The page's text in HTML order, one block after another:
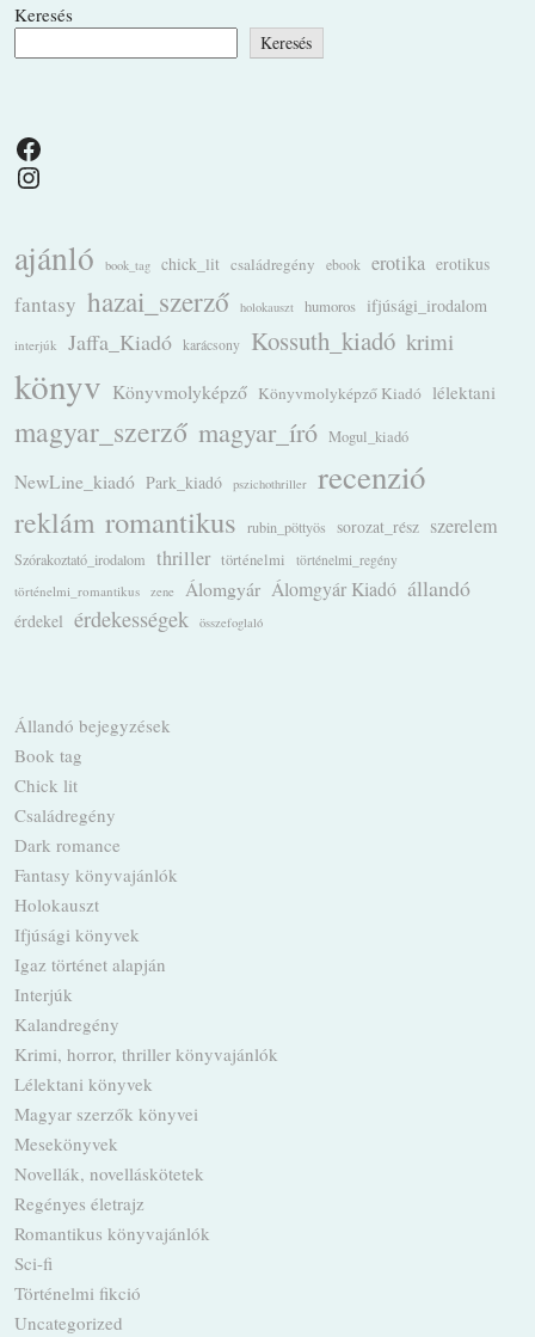
Keresés
Keresés
Facebook
Instagram
ajánló book_tag chick_lit családregény ebook erotika erotikus
fantasy hazai_szerző holokauszt humoros ifjúsági_irodalom
interjúk Jaffa_Kiadó karácsony Kossuth_kiadó krimi
könyv Könyvmolyképző Könyvmolyképző Kiadó lélektani
magyar_szerző magyar_író Mogul_kiadó
NewLine_kiadó Park_kiadó pszichothriller recenzió
reklám romantikus rubin_pöttyös sorozat_rész szerelem
Szórakoztató_irodalom thriller történelmi
történelmi_regény
történelmi_romantikus
zene Álomgyár Álomgyár Kiadó állandó
érdekel érdekességek összefoglaló
Állandó bejegyzések
Book tag
Chick lit
Családregény
Dark romance
Fantasy könyvajánlók
Holokauszt
Ifjúsági könyvek
Igaz történet alapján
Interjúk
Kalandregény
Krimi, horror, thriller könyvajánlók
Lélektani könyvek
Magyar szerzők könyvei
Mesekönyvek
Novellák, novelláskötetek
Regényes életrajz
Romantikus könyvajánlók
Sci-fi
Történelmi fikció
Uncategorized